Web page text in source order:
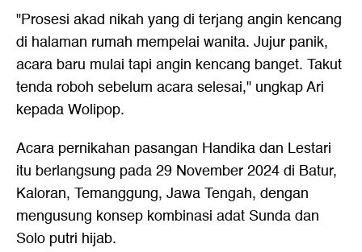
"Prosesi akad nikah yang di terjang angin kencang
di halaman rumah mempelai wanita. Jujur panik,
acara baru mulai tapi angin kencang banget. Takut
tenda roboh sebelum acara selesai," ungkap Ari
kepada Wolipop.
Acara pernikahan pasangan Handika dan Lestari
itu berlangsung pada 29 November 2024 di Batur,
Kaloran, Temanggung, Jawa Tengah, dengan
mengusung konsep kombinasi adat Sunda dan
Solo putri hijab.